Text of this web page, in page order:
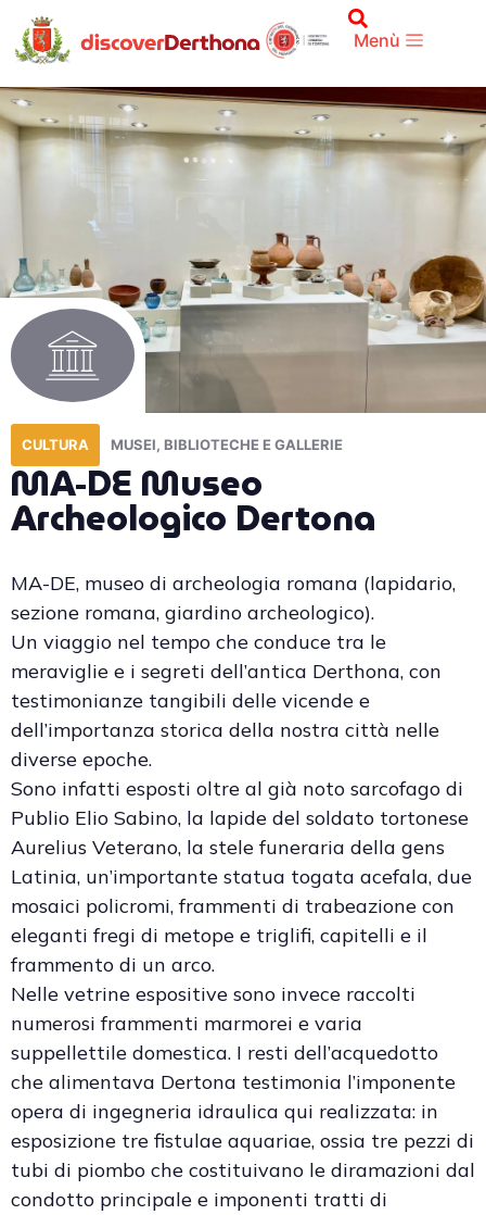
Menù
CULTURA MUSEI, BIBLIOTECHE E GALLERIE
MA-DE Museo
Archeologico Dertona
MA-DE, museo di archeologia romana (lapidario,
sezione romana, giardino archeologico).
Un viaggio nel tempo che conduce tra le
meraviglie e i segreti dell’antica Derthona, con
testimonianze tangibili delle vicende e
dell’importanza storica della nostra città nelle
diverse epoche.
Sono infatti esposti oltre al già noto sarcofago di
Publio Elio Sabino, la lapide del soldato tortonese
Aurelius Veterano, la stele funeraria della gens
Latinia, un’importante statua togata acefala, due
mosaici policromi, frammenti di trabeazione con
eleganti fregi di metope e triglifi, capitelli e il
frammento di un arco.
Nelle vetrine espositive sono invece raccolti
numerosi frammenti marmorei e varia
suppellettile domestica. I resti dell’acquedotto
che alimentava Dertona testimonia l’imponente
opera di ingegneria idraulica qui realizzata: in
esposizione tre fistulae aquariae, ossia tre pezzi di
tubi di piombo che costituivano le diramazioni dal
condotto principale e imponenti tratti di